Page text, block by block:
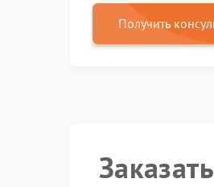
Получить